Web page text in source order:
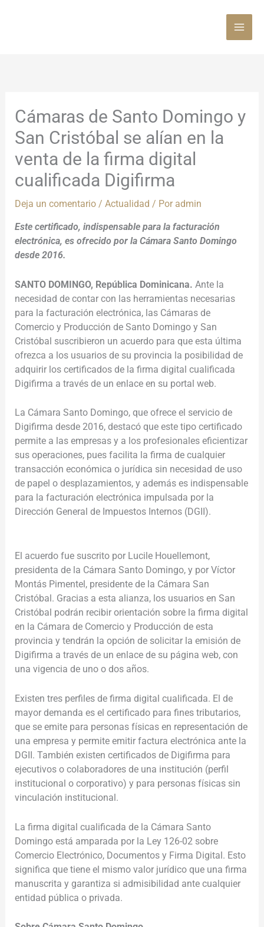
Cámaras de Santo Domingo y
San Cristóbal se alían en la
venta de la firma digital
cualificada Digifirma
Deja un comentario / Actualidad / Por admin
Este certificado, indispensable para la facturación
electrónica, es ofrecido por la Cámara Santo Domingo
desde 2016.
SANTO DOMINGO, República Dominicana. Ante la
necesidad de contar con las herramientas necesarias
para la facturación electrónica, las Cámaras de
Comercio y Producción de Santo Domingo y San
Cristóbal suscribieron un acuerdo para que esta última
ofrezca a los usuarios de su provincia la posibilidad de
adquirir los certificados de la firma digital cualificada
Digifirma a través de un enlace en su portal web.
La Cámara Santo Domingo, que ofrece el servicio de
Digifirma desde 2016, destacó que este tipo certificado
permite a las empresas y a los profesionales eficientizar
sus operaciones, pues facilita la firma de cualquier
transacción económica o jurídica sin necesidad de uso
de papel o desplazamientos, y además es indispensable
para la facturación electrónica impulsada por la
Dirección General de Impuestos Internos (DGII).
El acuerdo fue suscrito por Lucile Houellemont,
presidenta de la Cámara Santo Domingo, y por Víctor
Montás Pimentel, presidente de la Cámara San
Cristóbal. Gracias a esta alianza, los usuarios en San
Cristóbal podrán recibir orientación sobre la firma digital
en la Cámara de Comercio y Producción de esta
provincia y tendrán la opción de solicitar la emisión de
Digifirma a través de un enlace de su página web, con
una vigencia de uno o dos años.
Existen tres perfiles de firma digital cualificada. El de
mayor demanda es el certificado para fines tributarios,
que se emite para personas físicas en representación de
una empresa y permite emitir factura electrónica ante la
DGII. También existen certificados de Digifirma para
ejecutivos o colaboradores de una institución (perfil
institucional o corporativo) y para personas físicas sin
vinculación institucional.
La firma digital cualificada de la Cámara Santo
Domingo está amparada por la Ley 126-02 sobre
Comercio Electrónico, Documentos y Firma Digital. Esto
significa que tiene el mismo valor jurídico que una firma
manuscrita y garantiza si admisibilidad ante cualquier
entidad pública o privada.